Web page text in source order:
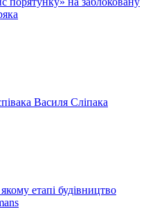
Василя Сліпака
етапі будівництво